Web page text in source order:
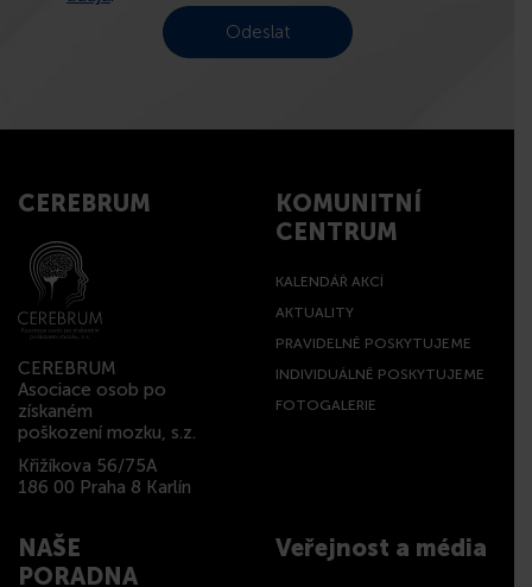
CEREBRUM
CEREBRUM
Asociace osob po
získaném
poškození mozku, s.z.
Křižíkova 56/75A
186 00 Praha 8 Karlín
KOMUNITNÍ
CENTRUM
KALENDÁŘ AKCÍ
AKTUALITY
PRAVIDELNĚ POSKYTUJEME
INDIVIDUÁLNĚ POSKYTUJEME
FOTOGALERIE
NAŠE
PORADNA
Veřejnost a média